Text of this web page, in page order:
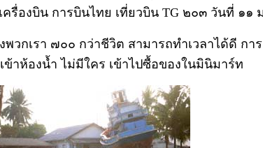
รื่องบิน การบินไทย เที่ยวบิน TG ๒๐๓ วันที่ ๑๑
วกเรา ๗๐๐ กว่าชีวิต สามารถทำเวลาได้ดี การ
ข้าห้องน้ำ ไม่มีใคร เข้าไปซื้อของในมินิมาร์ท